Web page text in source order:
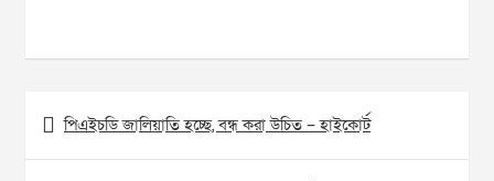
Post
navigation
পিএইচডি জালিয়াতি হচ্ছে, বন্ধ করা উচিত – হাইকোর্ট